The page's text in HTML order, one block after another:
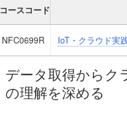
IoT モジュールと
「Raspberry Pi」
験します。
IoTモジュールか
Learning」の概要
の仕組みを構築し
コースコード
NFC0699R IoT・クラウド実
データ取得からク
の理解を深める